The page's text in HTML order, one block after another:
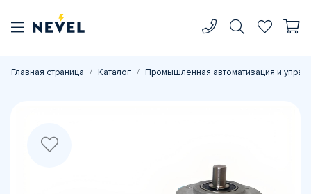
Главная страница Каталог Промышленная автоматизация и